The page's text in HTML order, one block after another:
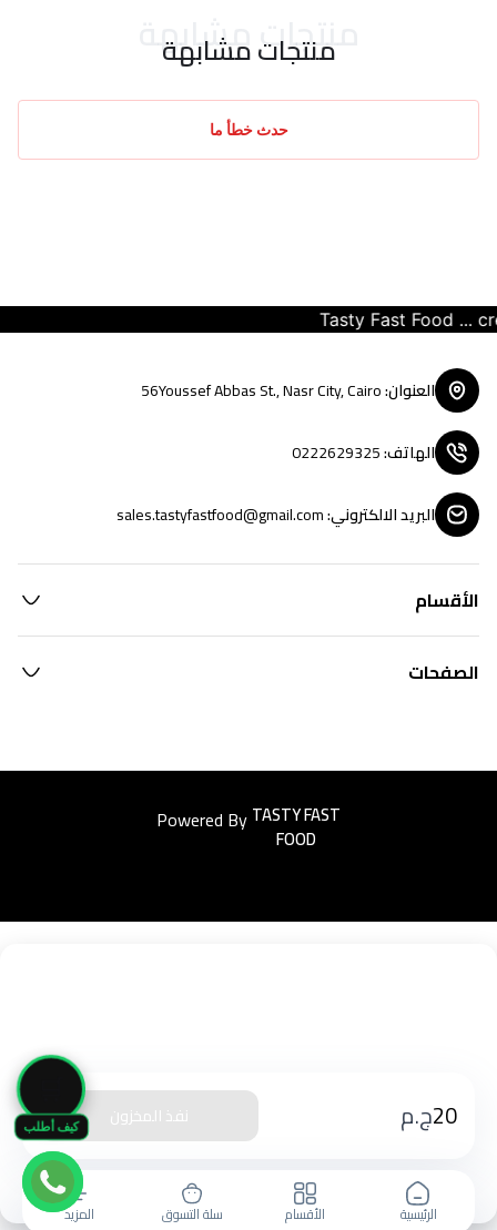
كيف أطلب
منتجات مشابهة
منتجات مشابهة
حدث خطأ ما
20ج.م نفذ المخزون
الرئيسية الأقسام سلة التسوق المزيد
Tasty Fast Food ...
العنوان:
56Youssef Abbas St., Nasr City, Cairo
الهاتف:
0222629325
البريد الالكتروني:
sales.tastyfastfood@gmail.com
الأقسام
الصفحات
Powered ByEasyorders